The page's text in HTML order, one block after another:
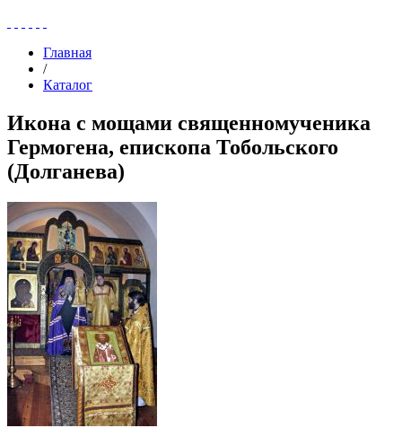
Главная
/
Каталог
Икона с мощами священномученика
Гермогена, епископа Тобольского
(Долганева)